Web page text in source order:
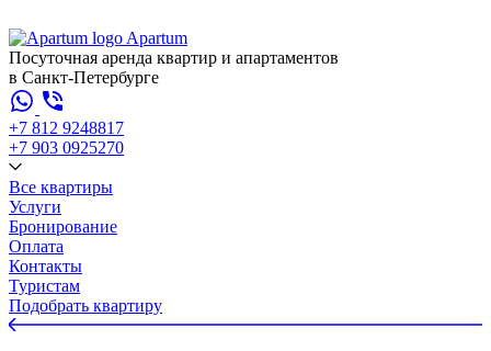
Apartum
Посуточная аренда квартир и апартаментов
в Санкт-Петербурге
+7 812 9248817
+7 903 0925270
Все квартиры
Услуги
Бронирование
Оплата
Контакты
Туристам
Подобрать квартиру